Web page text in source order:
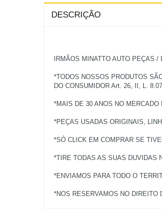
DESCRIÇÃO
IRMÃOS MINATTO AUTO PEÇAS
*TODOS NOSSOS PRODUTOS
DO CONSUMIDOR Art. 26, II, L.
*MAIS DE 30 ANOS NO
*PEÇAS USADAS ORIGINAIS,
*SÓ CLICK EM COMPRAR SE
*TIRE TODAS AS SUAS DUVIDAS
*ENVIAMOS PARA TODO O